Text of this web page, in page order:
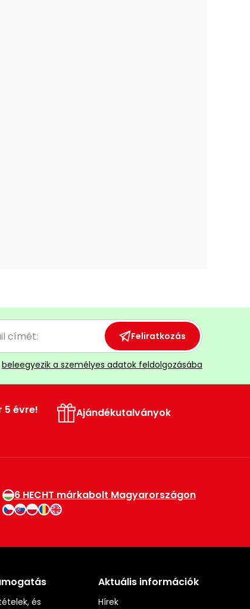
Feliratkozás
beleegyezik a személyes adatok feldolgozásába
5 évre! Ajándékutalványok
6 HECHT márkabolt Magyarországon
és
Aktuális információk
Hírek